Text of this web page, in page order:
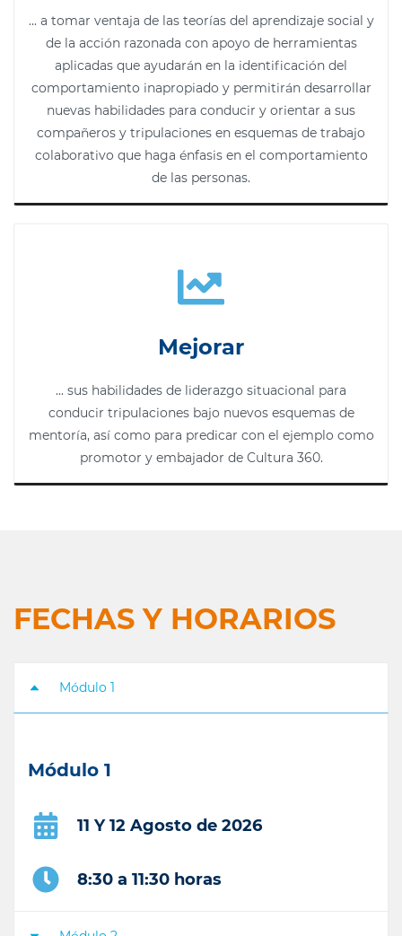
... a tomar ventaja de las teorías del aprendizaje social y
de la acción razonada con apoyo de herramientas
aplicadas que ayudarán en la identificación del
comportamiento inapropiado y permitirán desarrollar
nuevas habilidades para conducir y orientar a sus
compañeros y tripulaciones en esquemas de trabajo
colaborativo que haga énfasis en el comportamiento
de las personas.
Mejorar
... sus habilidades de liderazgo situacional para
conducir tripulaciones bajo nuevos esquemas de
mentoría, así como para predicar con el ejemplo como
promotor y embajador de Cultura 360.
FECHAS Y HORARIOS
Módulo 1
Módulo 1
11 Y 12 Agosto de 2026
8:30 a 11:30 horas